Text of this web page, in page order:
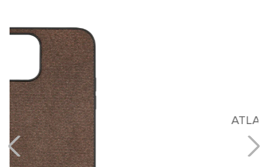
ATLAS iPhone12/12pro